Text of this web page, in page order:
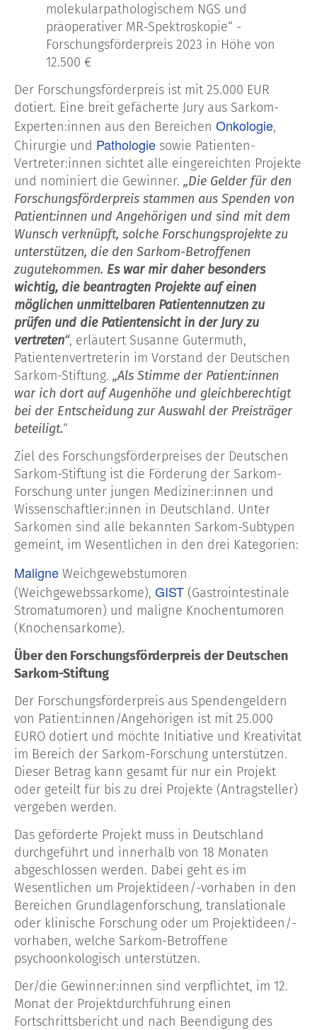
molekularpathologischem NGS und
präoperativer MR-Spektroskopie“ -
Forschungsförderpreis 2023 in Höhe von
12.500 €
Der Forschungsförderpreis ist mit 25.000 EUR
dotiert. Eine breit gefächerte Jury aus Sarkom-
Experten:innen aus den Bereichen Onkologie,
Chirurgie und Pathologie sowie Patienten-
Vertreter:innen sichtet alle eingereichten Projekte
und nominiert die Gewinner. „Die Gelder für den
Forschungsförderpreis stammen aus Spenden von
Patient:innen und Angehörigen und sind mit dem
Wunsch verknüpft, solche Forschungsprojekte zu
unterstützen, die den Sarkom-Betroffenen
zugutekommen. Eswar mir daher besonders
wichtig, die beantragten Projekte auf einen
möglichen unmittelbaren Patientennutzen zu
prüfen und die Patientensicht in der Jury zu
vertreten“, erläutert Susanne Gutermuth,
Patientenvertreterin im Vorstand der Deutschen
Sarkom-Stiftung. „Als Stimme der Patient:innen
war ich dort auf Augenhöhe und gleichberechtigt
bei der Entscheidung zur Auswahl der Preisträger
beteiligt.“
Ziel des Forschungsförderpreises der Deutschen
Sarkom-Stiftung ist die Förderung der Sarkom-
Forschung unter jungen Mediziner:innen und
Wissen­schaftler:innen in Deutschland. Unter
Sarkomen sind alle bekannten Sarkom-Subtypen
gemeint, im Wesentlichen in den drei Kategorien:
Maligne Weichgewebstumoren
(Weichgewebssarkome), GIST (Gastrointestinale
Stromatumoren) und maligne Knochentumoren
(Knochensarkome).
Über den Forschungsförderpreis der Deutschen
Sarkom-Stiftung
Der Forschungsförderpreis aus Spendengeldern
von Patient:innen/Angehörigen ist mit 25.000
EURO dotiert und möchte Initiative und Kreativität
im Bereich der Sarkom-Forschung unterstützen.
Dieser Betrag kann gesamt für nur ein Projekt
oder geteilt für bis zu drei Projekte (Antragsteller)
vergeben werden.
Das geförderte Projekt muss in Deutschland
durchgeführt und innerhalb von 18 Monaten
abgeschlossen werden. Dabei geht es im
Wesentlichen um Projektideen/-vorhaben in den
Bereichen Grundlagenforschung, translationale
oder klinische Forschung oder um Projektideen/-
vorhaben, welche Sarkom-Betroffene
psychoonkologisch unterstützen.
Der/die Gewinner:innen sind verpflichtet, im 12.
Monat der Projektdurchführung einen
Fortschrittsbericht und nach Beendigung des